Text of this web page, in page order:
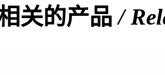
关的产品/